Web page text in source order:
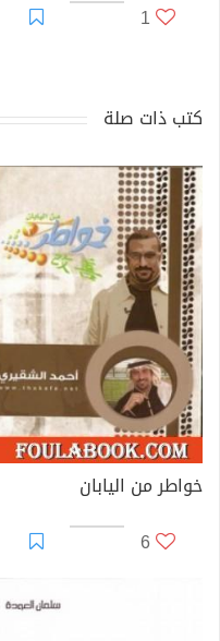
1
كتب ذات صلة
خواطر من اليابان
6